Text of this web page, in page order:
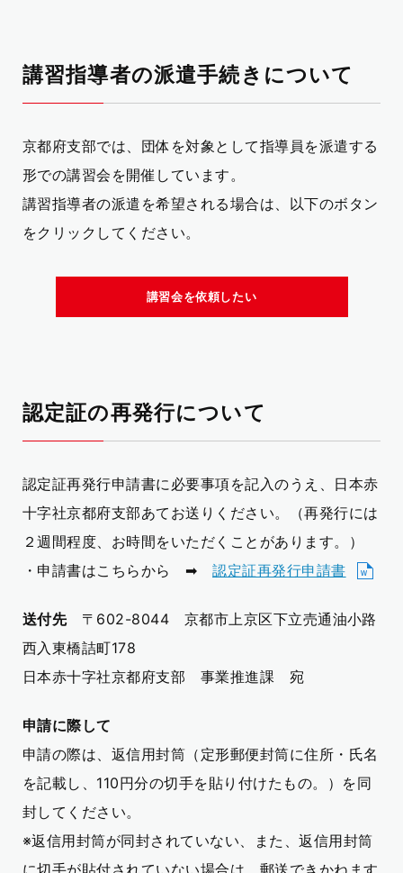
講習指導者の派遣手続きについて
京都府支部では、団体を対象として指導員を派遣する
形での講習会を開催しています。
講習指導者の派遣を希望される場合は、以下のボタン
をクリックしてください。
講習会を依頼したい
認定証の再発行について
認定証再発行申請書に必要事項を記入のうえ、日本赤
十字社京都府支部あてお送りください。（再発行には
２週間程度、お時間をいただくことがあります。）
・申請書はこちらから ➡認定証再発行申請書
送付先 〒 602-8044 京都市上京区下立売通油小路
西入東橋詰町178
日本赤十字社京都府支部 事業推進課 宛
申請に際して
申請の際は、返信用封筒（定形郵便封筒に住所・氏名
を記載し、 110円分の切手を貼り付けたもの。）を同
封してください。
※返信用封筒が同封されていない、また、返信用封筒
に切手が貼付されていない場合は、郵送できかねます